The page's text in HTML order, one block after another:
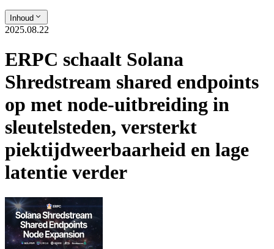
Inhoud
2025.08.22
ERPC schaalt Solana
Shredstream shared endpoints
op met node-uitbreiding in
sleutelsteden, versterkt
piektijdweerbaarheid en lage
latentie verder